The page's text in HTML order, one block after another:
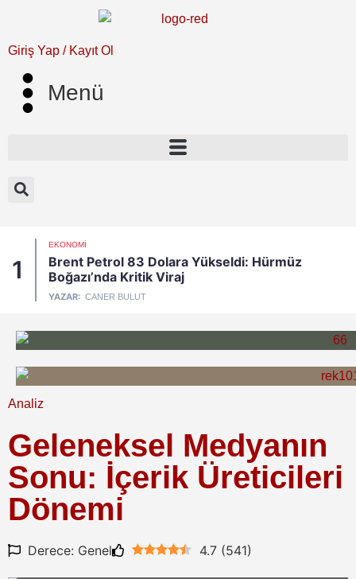
Giriş Yap / Kayıt Ol
Menü
1
EKONOMI
Brent Petrol 83 Dolara Yükseldi: Hürmüz
Boğazı’nda Kritik Viraj
YAZAR: CANER BULUT
Analiz
Geleneksel Medyanın
Sonu: İçerik Üreticileri
Dönemi
Derece: Genel 4.7 (541)